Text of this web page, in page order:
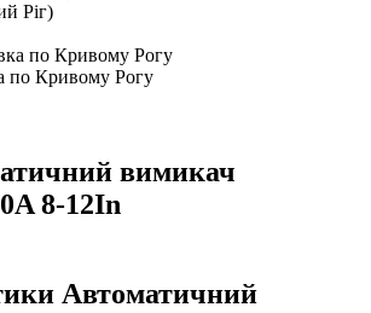
Ріг)
по Кривому Рогу
вимикач
8-12In
Автоматичний